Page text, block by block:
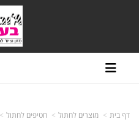
דף בית מוצרים לחתול חטיפים לחתול